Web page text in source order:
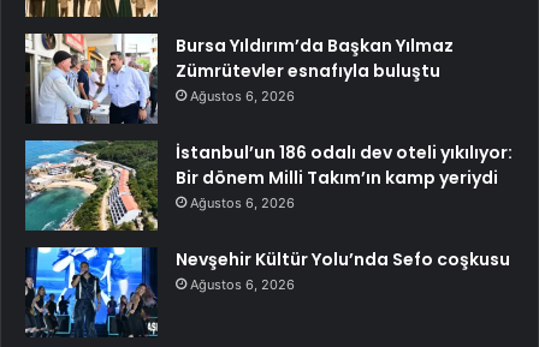
Bursa Yıldırım’da Başkan Yılmaz
Zümrütevler esnafıyla buluştu
Ağustos 6, 2026
İstanbul’un 186 odalı dev oteli yıkılıyor:
Bir dönem Milli Takım’ın kamp yeriydi
Ağustos 6, 2026
Nevşehir Kültür Yolu’nda Sefo coşkusu
Ağustos 6, 2026